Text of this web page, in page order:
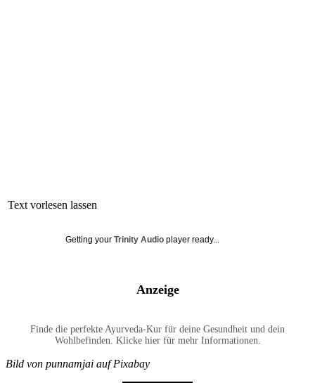
Text vorlesen lassen
Getting your Trinity Audio player ready...
Anzeige
Finde die perfekte Ayurveda-Kur für deine Gesundheit und dein
Wohlbefinden. Klicke hier für mehr Informationen.
Bild von punnamjai auf Pixabay